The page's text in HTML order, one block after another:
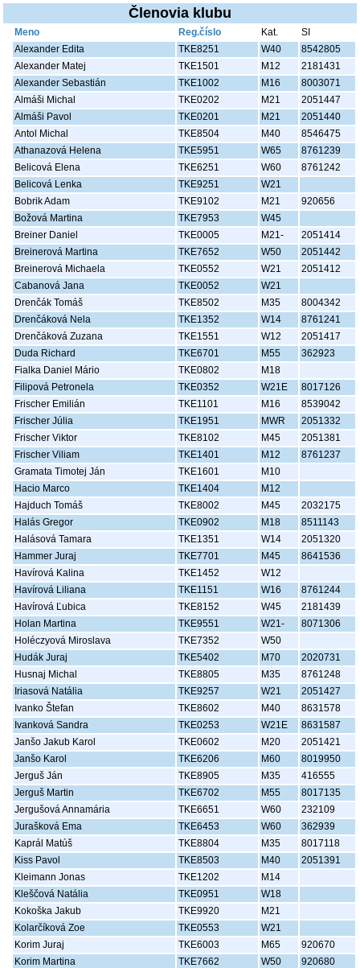
Členovia klubu
Meno Reg.číslo Kat.
SI
Alexander Edita
TKE8251 W40
8542805
Alexander Matej
TKE1501 M12
2181431
Alexander Sebastián
TKE1002 M16
8003071
Almáši Michal
TKE0202 M21
2051447
Almáši Pavol
TKE0201 M21
2051440
Antol Michal
TKE8504 M40
8546475
Athanazová Helena
TKE5951 W65
8761239
Belicová Elena
TKE6251 W60
8761242
Belicová Lenka
TKE9251
W21
Bobrik Adam
TKE9102 M21
920656
Božová Martina
TKE7953
W45
Breiner Daniel
TKE0005 M21-
2051414
Breinerová Martina
TKE7652 W50
2051442
Breinerová Michaela
TKE0552 W21
2051412
Cabanová Jana
TKE0052
W21
Drenčák Tomáš
TKE8502 M35
8004342
Drenčáková Nela
TKE1352 W14
8761241
Drenčáková Zuzana
TKE1551 W12
2051417
Duda Richard
TKE6701 M55
362923
Fialka Daniel Mário
TKE0802
M18
Filipová Petronela
TKE0352 W21E
8017126
Frischer Emilián
TKE1101 M16
8539042
Frischer Júlia
TKE1951 MWR
2051332
Frischer Viktor
TKE8102 M45
2051381
Frischer Viliam
TKE1401 M12
8761237
Gramata Timotej Ján
TKE1601
M10
Hacio Marco
TKE1404
M12
Hajduch Tomáš
TKE8002 M45
2032175
Halás Gregor
TKE0902 M18
8511143
Halásová Tamara
TKE1351 W14
2051320
Hammer Juraj
TKE7701 M45
8641536
Havírová Kalina
TKE1452
W12
Havírová Liliana
TKE1151 W16
8761244
Havírová Ľubica
TKE8152 W45
2181439
Holan Martina
TKE9551 W21-
8071306
Holéczyová Miroslava
TKE7352
W50
Hudák Juraj
TKE5402 M70
2020731
Husnaj Michal
TKE8805 M35
8761248
Iriasová Natália
TKE9257 W21
2051427
Ivanko Štefan
TKE8602 M40
8631578
Ivanková Sandra
TKE0253 W21E
8631587
Janšo Jakub Karol
TKE0602 M20
2051421
Janšo Karol
TKE6206 M60
8019950
Jerguš Ján
TKE8905 M35
416555
Jerguš Martin
TKE6702 M55
8017135
Jergušová Annamária
TKE6651 W60
232109
Jurašková Ema
TKE6453 W60
362939
Kaprál Matúš
TKE8804 M35
8017118
Kiss Pavol
TKE8503 M40
2051391
Kleimann Jonas
TKE1202
M14
Kleščová Natália
TKE0951
W18
Kokoška Jakub
TKE9920
M21
Kolarčíková Zoe
TKE0553
W21
Korim Juraj
TKE6003 M65
920670
Korim Martina
TKE7662 W50
920680